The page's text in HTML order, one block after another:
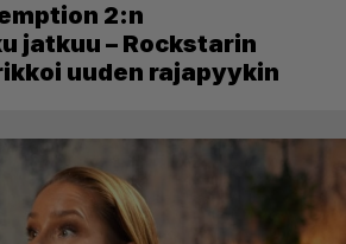
2:n
jatkuu – Rockstarin
uuden rajapyykin